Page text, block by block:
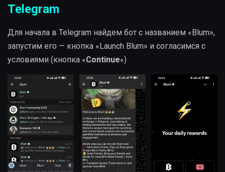
Telegram
Для начала в Telegram найдем бот с названием «Blum»,
запустим его — кнопка «Launch Blum» и согласимся с
условиями (кнопка «Continue«)